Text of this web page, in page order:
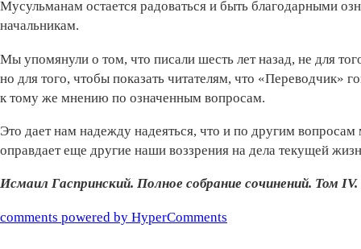
Мусульманам остается радоваться и быть благодарными
начальникам.
Мы упомянули о том, что писали шесть лет назад, не для
но для того, чтобы показать читателям, что «Переводчик»
к тому же мнению по означенным вопросам.
Это дает нам надежду надеяться, что и по другим
оправдает еще другие наши воззрения на дела текущей
Исмаил Гаспринский. Полное собрание сочинений. Том IV.
comments powered by HyperComments